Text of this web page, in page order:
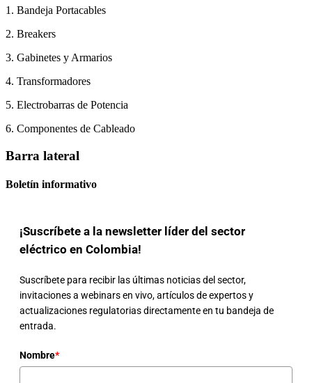
1. Bandeja Portacables
2. Breakers
3. Gabinetes y Armarios
4. Transformadores
5. Electrobarras de Potencia
6. Componentes de Cableado
Barra lateral
Boletín informativo
¡Suscríbete a la newsletter líder del sector
eléctrico en Colombia!
Suscríbete para recibir las últimas noticias del sector,
invitaciones a webinars en vivo, artículos de expertos y
actualizaciones regulatorias directamente en tu bandeja de
entrada.
Nombre*